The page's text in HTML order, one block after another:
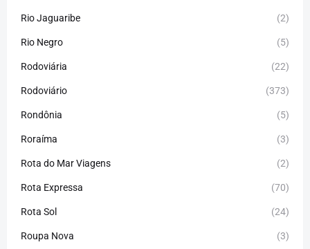
Rio Jaguaribe (2)
Rio Negro (5)
Rodoviária (22)
Rodoviário (373)
Rondônia (5)
Roraíma (3)
Rota do Mar Viagens (2)
Rota Expressa (70)
Rota Sol (24)
Roupa Nova (3)